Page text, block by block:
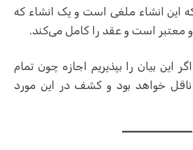
این انشاء ملغی است و یک انشاء که
معتبر است و عقد را کامل می‌کند.
این بیان را بپذیریم اجازه چون تمام
خواهد بود و کشف در این مورد